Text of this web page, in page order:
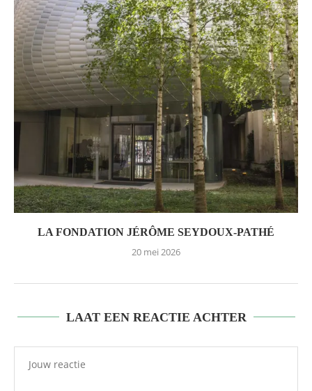
LA FONDATION JÉRÔME SEYDOUX-PATHÉ
20 mei 2026
LAAT EEN REACTIE ACHTER